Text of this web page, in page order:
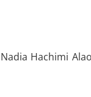
Hachimi